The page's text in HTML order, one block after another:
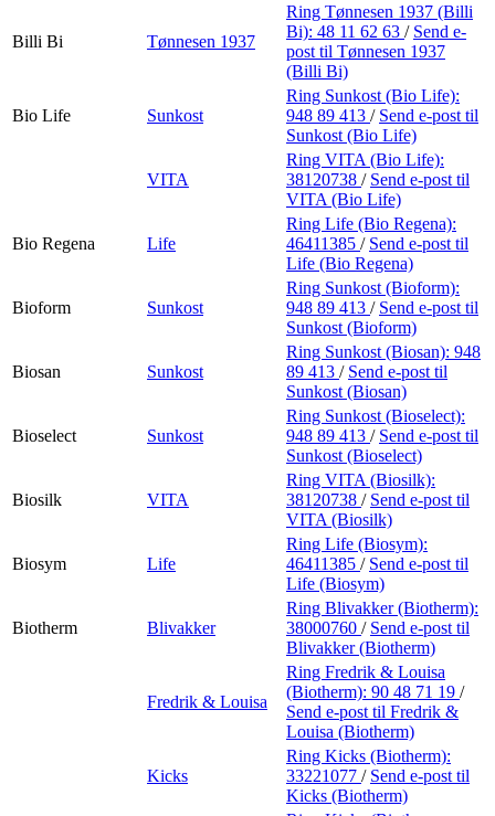
Billi Bi Tønnesen 1937
Ring Tønnesen 1937 (Billi
Bi): 48 11 62 63 / Send e-
post til Tønnesen 1937
(Billi Bi)
Bio Life Sunkost
Ring Sunkost (Bio Life):
948 89 413 / Send e-post til
Sunkost (Bio Life)
VITA
Ring VITA (Bio Life):
38120738 / Send e-post til
VITA (Bio Life)
Bio Regena Life
Ring Life (Bio Regena):
46411385 / Send e-post til
Life (Bio Regena)
Bioform Sunkost
Ring Sunkost (Bioform):
948 89 413 / Send e-post til
Sunkost (Bioform)
Biosan Sunkost
Ring Sunkost (Biosan): 948
89 413 / Send e-post til
Sunkost (Biosan)
Bioselect Sunkost
Ring Sunkost (Bioselect):
948 89 413 / Send e-post til
Sunkost (Bioselect)
Biosilk VITA
Ring VITA (Biosilk):
38120738 / Send e-post til
VITA (Biosilk)
Biosym Life
Ring Life (Biosym):
46411385 / Send e-post til
Life (Biosym)
Biotherm Blivakker
Ring Blivakker (Biotherm):
38000760 / Send e-post til
Blivakker (Biotherm)
Fredrik & Louisa
Ring Fredrik & Louisa
(Biotherm): 90 48 71 19 /
Send e-post til Fredrik &
Louisa (Biotherm)
Kicks
Ring Kicks (Biotherm):
33221077 / Send e-post til
Kicks (Biotherm)